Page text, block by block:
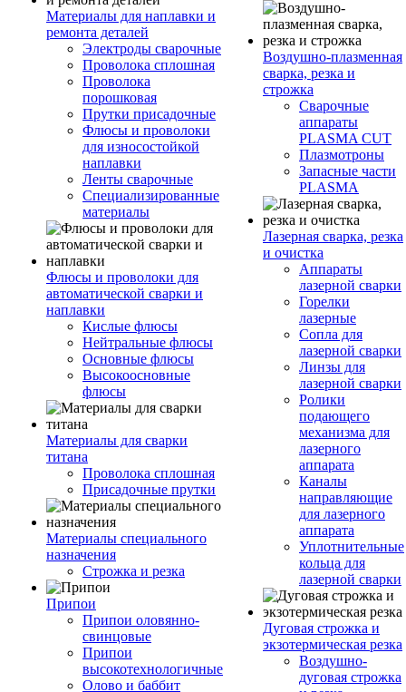
Материалы для наплавки и
ремонта деталей
Электроды сварочные
Проволока сплошная
Проволока
порошковая
Прутки присадочные
Флюсы и проволоки
для износостойкой
наплавки
Ленты сварочные
Специализированные
материалы
Флюсы и проволоки для
автоматической сварки и
наплавки
Кислые флюсы
Нейтральные флюсы
Основные флюсы
Высокоосновные
флюсы
Материалы для сварки
титана
Проволока сплошная
Присадочные прутки
Материалы специального
назначения
Строжка и резка
Припои
Припои оловянно-
свинцовые
Припои
высокотехнологичные
Олово и баббит
Воздушно-плазменная
сварка, резка и
строжка
Сварочные
аппараты
PLASMA CUT
Плазмотроны
Запасные части
PLASMA
Лазерная сварка, резка
и очистка
Аппараты
лазерной сварки
Горелки
лазерные
Сопла для
лазерной сварки
Линзы для
лазерной сварки
Ролики
подающего
механизма для
лазерного
аппарата
Каналы
направляющие
для лазерного
аппарата
Уплотнительные
кольца для
лазерной сварки
Дуговая строжка и
экзотермическая резка
Воздушно-
дуговая строжка